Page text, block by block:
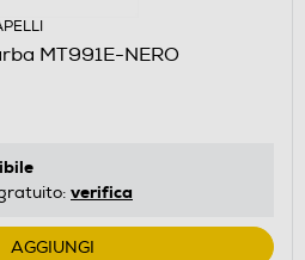
MT991E-NERO
verifica
AGGIUNGI